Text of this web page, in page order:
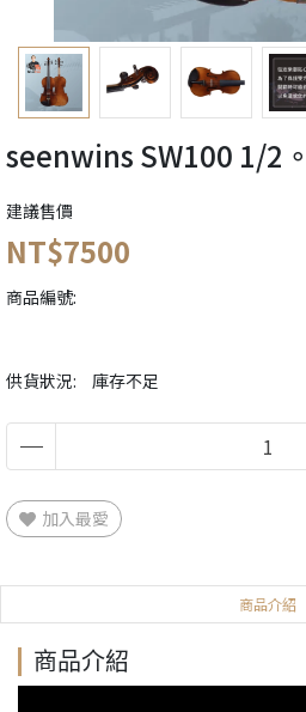
seenwins SW100 1/2
建議售價
NT$7500
商品編號:
供貨狀況: 庫存不足
加入最愛
商品介紹
商品介紹